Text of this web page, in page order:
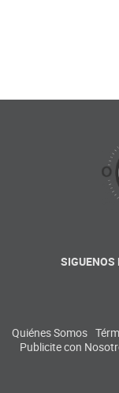
SIGUENOS
Quiénes Somos
Publicite con